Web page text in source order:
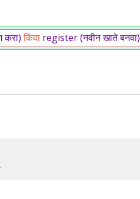
करा)किंवा register (नवीन खाते बनवा)